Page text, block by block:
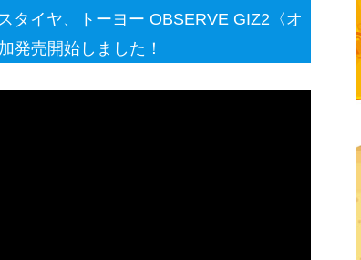
タイヤ、トーヨー OBSERVE GIZ2〈オ
発売開始しました！